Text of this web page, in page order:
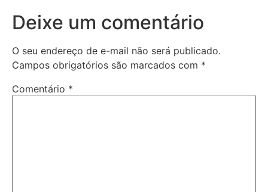
Deixe um comentário
O seu endereço de e-mail não será publicado.
Campos obrigatórios são marcados com *
Comentário *